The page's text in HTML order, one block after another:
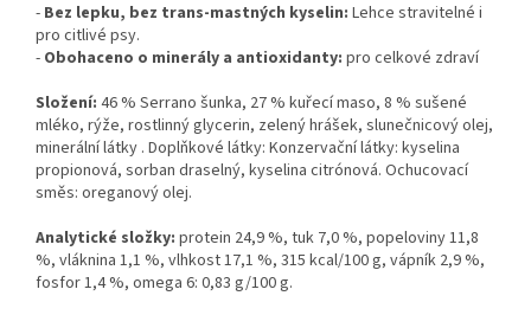
- Bez lepku, bez trans-mastných kyselin: Lehce stravitelné i
pro citlivé psy.
- Obohaceno o minerály a antioxidanty: pro celkové zdraví
Složení: 46 % Serrano šunka, 27 % kuřecí maso, 8 % sušené
mléko, rýže, rostlinný glycerin, zelený hrášek, slunečnicový olej,
minerální látky . Doplňkové látky: Konzervační látky: kyselina
propionová, sorban draselný, kyselina citrónová. Ochucovací
směs: oreganový olej.
Analytické složky: protein 24,9 %, tuk 7,0 %, popeloviny 11,8
%, vláknina 1,1 %, vlhkost 17,1 %, 315 kcal/100 g, vápník 2,9 %,
fosfor 1,4 %, omega 6: 0,83 g/100 g.